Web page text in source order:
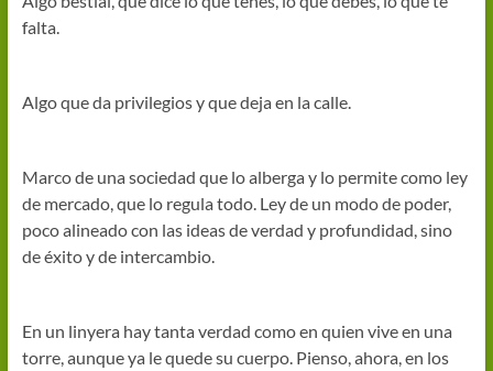
falta.
Algo que da privilegios y que deja en la calle.
Marco de una sociedad que lo alberga y lo permite como ley
de mercado, que lo regula todo. Ley de un modo de poder,
poco alineado con las ideas de verdad y profundidad, sino
de éxito y de intercambio.
En un linyera hay tanta verdad como en quien vive en una
torre, aunque ya le quede su cuerpo. Pienso, ahora, en los